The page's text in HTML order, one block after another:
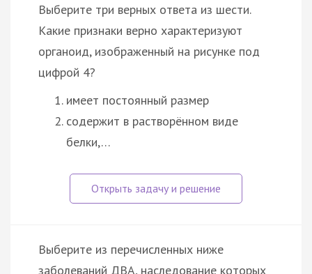
Выберите три верных ответа из шести.
Какие признаки верно характеризуют
органоид, изображенный на рисунке под
цифрой 4?
имеет постоянный размер
содержит в растворённом виде
белки,…
Выберите из перечисленных ниже
заболеваний ДВА, наследование которых